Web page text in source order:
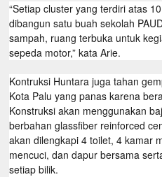
“Setiap cluster yang terdiri atas
dibangun satu buah sekolah
sampah, ruang terbuka untuk
sepeda motor,” kata Arie.
Kontruksi Huntara juga tahan
Kota Palu yang panas karena
Konstruksi akan menggunakan
berbahan glassfiber reinforced
akan dilengkapi 4 toilet, 4 kamar
mencuci, dan dapur bersama
setiap bilik.